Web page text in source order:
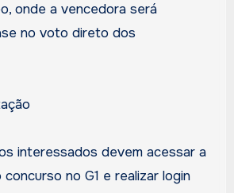
onde a vencedora será
no voto direto dos
interessados devem acessar a
no G1 e realizar login